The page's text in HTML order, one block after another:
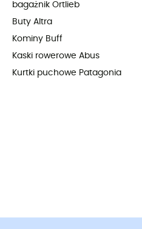
bagażnik Ortlieb
Buty Altra
Kominy Buff
Kaski rowerowe Abus
Kurtki puchowe Patagonia